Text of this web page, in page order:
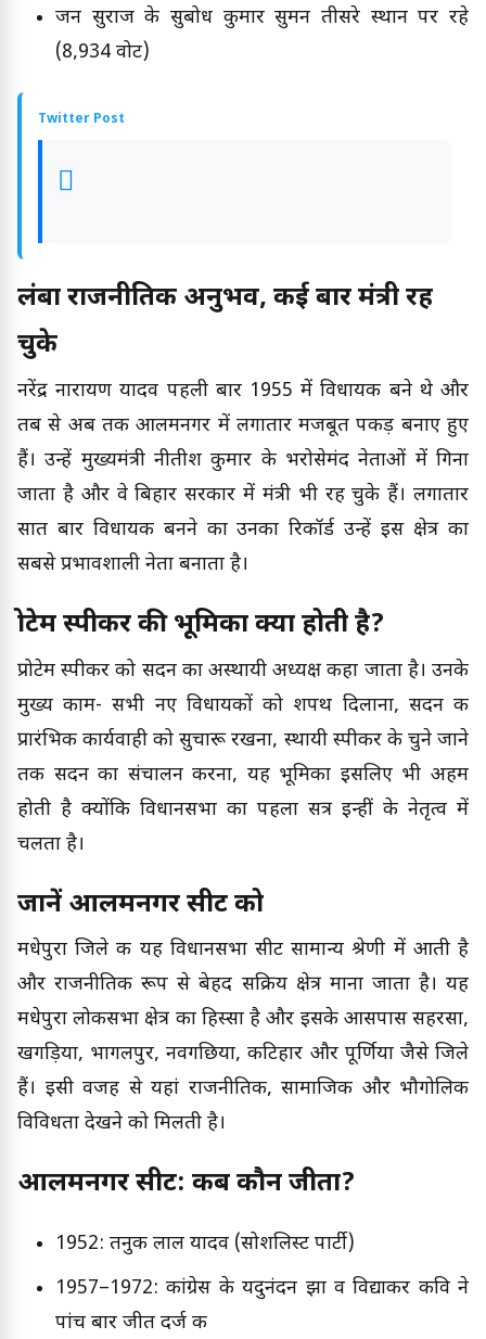
जन सुराज के सुबोध कुमार सुमन तीसरे स्थान पर रहे
(8,934 वोट)
Twitter Post
लंबा राजनीतिक अनुभव, कई बार मंत्री रह
चुके
नरेंद्र नारायण यादव पहली बार 1955 में विधायक बने थे और
तब से अब तक आलमनगर में लगातार मजबूत पकड़ बनाए हुए
हैं। उन्हें मुख्यमंत्री नीतीश कुमार के भरोसेमंद नेताओं में गिना
जाता है और वे बिहार सरकार में मंत्री भी रह चुके हैं। लगातार
सात बार विधायक बनने का उनका रिकॉर्ड उन्हें इस क्षेत्र का
सबसे प्रभावशाली नेता बनाता है।
प्रोटेम स्पीकर की भूमिका क्या होती है?
प्रोटेम स्पीकर को सदन का अस्थायी अध्यक्ष कहा जाता है। उनके
मुख्य काम- सभी नए विधायकों को शपथ दिलाना, सदन की
प्रारंभिक कार्यवाही को सुचारू रखना, स्थायी स्पीकर के चुने जाने
तक सदन का संचालन करना, यह भूमिका इसलिए भी अहम
होती है क्योंकि विधानसभा का पहला सत्र इन्हीं के नेतृत्व में
चलता है।
जानें आलमनगर सीट को
मधेपुरा जिले की यह विधानसभा सीट सामान्य श्रेणी में आती है
और राजनीतिक रूप से बेहद सक्रिय क्षेत्र माना जाता है। यह
मधेपुरा लोकसभा क्षेत्र का हिस्सा है और इसके आसपास सहरसा,
खगड़िया, भागलपुर, नवगछिया, कटिहार और पूर्णिया जैसे जिले
हैं। इसी वजह से यहां राजनीतिक, सामाजिक और भौगोलिक
विविधता देखने को मिलती है।
आलमनगर सीट: कब कौन जीता?
1952: तनुक लाल यादव (सोशलिस्ट पार्टी)
1957–1972: कांग्रेस के यदुनंदन झा व विद्याकर कवि ने
पांच बार जीत दर्ज की